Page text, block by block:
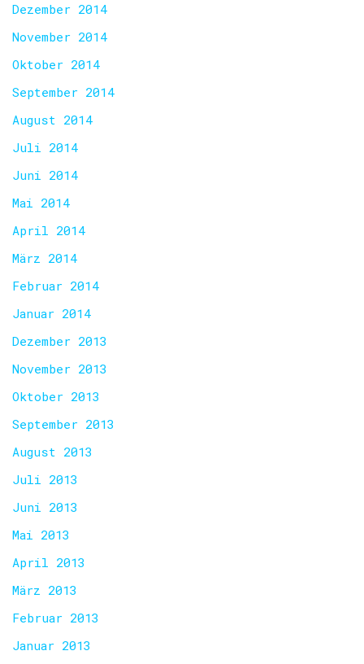
Dezember 2014
November 2014
Oktober 2014
September 2014
August 2014
Juli 2014
Juni 2014
Mai 2014
April 2014
März 2014
Februar 2014
Januar 2014
Dezember 2013
November 2013
Oktober 2013
September 2013
August 2013
Juli 2013
Juni 2013
Mai 2013
April 2013
März 2013
Februar 2013
Januar 2013